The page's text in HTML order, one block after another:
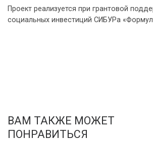
Проект реализуется при грантовой
социальных инвестиций СИБУРа
ВАМ ТАКЖЕ МОЖЕТ
ПОНРАВИТЬСЯ